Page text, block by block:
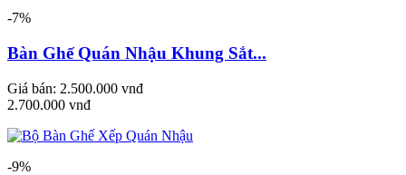
-7%
Bàn Ghế Quán Nhậu Khung Sắt...
Giá bán: 2.500.000 vnđ
2.700.000 vnđ
-9%